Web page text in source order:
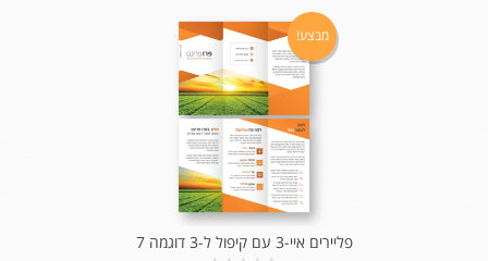
מבצע!
פליירים איי-3 עם קיפול ל-3 דוגמה 7